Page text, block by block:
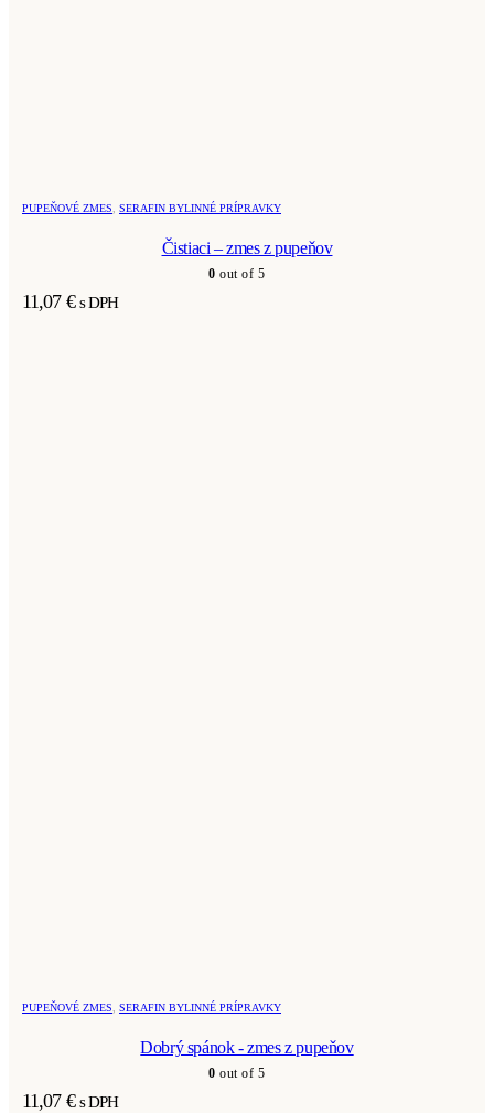
PUPEŇOVÉ ZMES SERAFIN BYLINNÉ PRÍPRAVKY
Čistiaci – zmes z pupeňov
0 out of 5
11,07 € s DPH
PUPEŇOVÉ ZMES SERAFIN BYLINNÉ PRÍPRAVKY
Dobrý spánok - zmes z pupeňov
0 out of 5
11,07 € s DPH